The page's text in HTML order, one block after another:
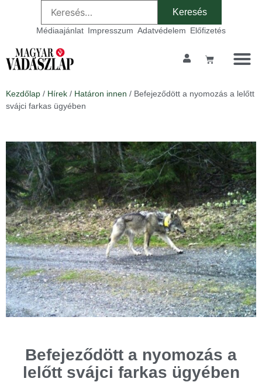
Médiaajánlat Impresszum Adatvédelem Előfizetés
Kezdőlap / Hírek / Határon innen / Befejeződött a nyomozás a lelőtt
svájci farkas ügyében
Befejeződött a nyomozás a
lelőtt svájci farkas ügyében